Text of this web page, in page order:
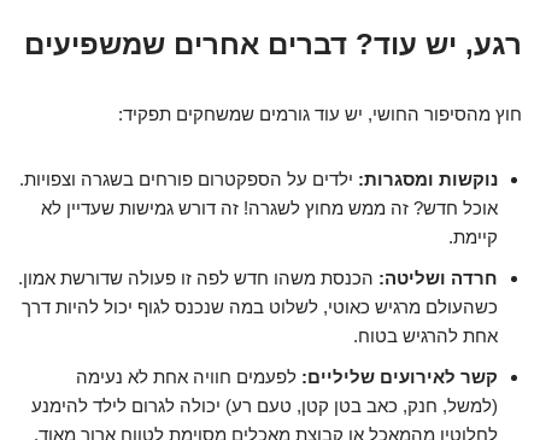
רגע, יש עוד? דברים אחרים שמשפיעים
חוץ מהסיפור החושי, יש עוד גורמים שמשחקים תפקיד:
נוקשות ומסגרות: ילדים על הספקטרום פורחים בשגרה וצפויות.
אוכל חדש? זה ממש מחוץ לשגרה! זה דורש גמישות שעדיין לא
קיימת.
חרדה ושליטה: הכנסת משהו חדש לפה זו פעולה שדורשת אמון.
כשהעולם מרגיש כאוטי, לשלוט במה שנכנס לגוף יכול להיות דרך
אחת להרגיש בטוח.
קשר לאירועים שליליים: לפעמים חוויה אחת לא נעימה
(למשל, חנק, כאב בטן קטן, טעם רע) יכולה לגרום לילד להימנע
לחלוטין מהמאכל או קבוצת מאכלים מסוימת לטווח ארוך מאוד.